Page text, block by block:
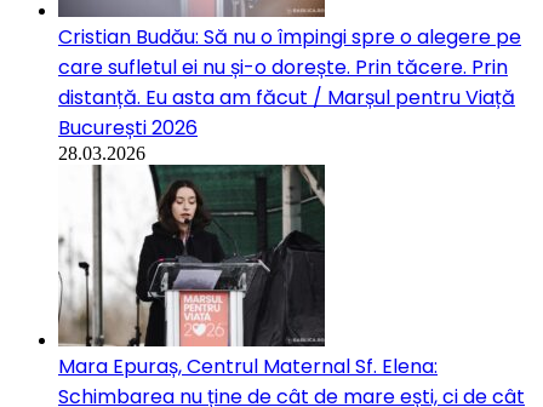
Cristian Budău: Să nu o împingi spre o alegere pe
care sufletul ei nu și-o dorește. Prin tăcere. Prin
distanță. Eu asta am făcut / Marșul pentru Viață
București 2026
28.03.2026
Mara Epuraș, Centrul Maternal Sf. Elena:
Schimbarea nu ține de cât de mare ești, ci de cât